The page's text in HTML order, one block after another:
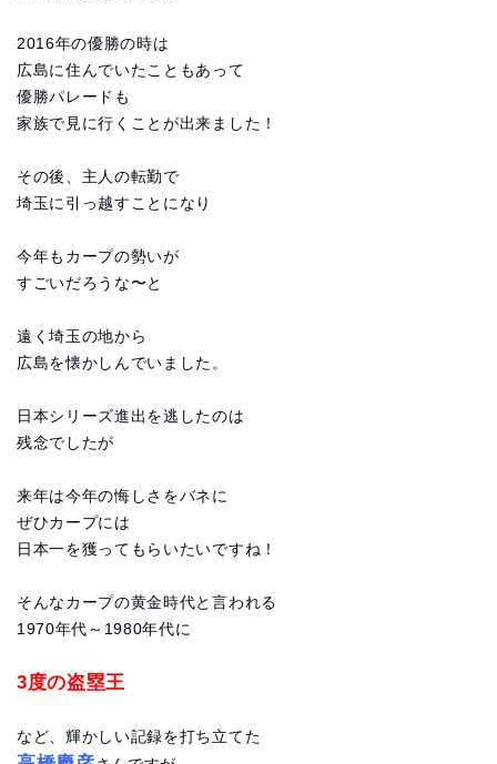
2016年の優勝の時は
広島に住んでいたこともあって
優勝パレードも
家族で見に行くことが出来ました！
その後、主人の転勤で
埼玉に引っ越すことになり
今年もカープの勢いが
すごいだろうな〜と
遠く埼玉の地から
広島を懐かしんでいました。
日本シリーズ進出を逃したのは
残念でしたが
来年は今年の悔しさをバネに
ぜひカープには
日本一を獲ってもらいたいですね！
そんなカープの黄金時代と言われる
1970年代～1980年代に
3度の盗塁王
など、輝かしい記録を打ち立てた